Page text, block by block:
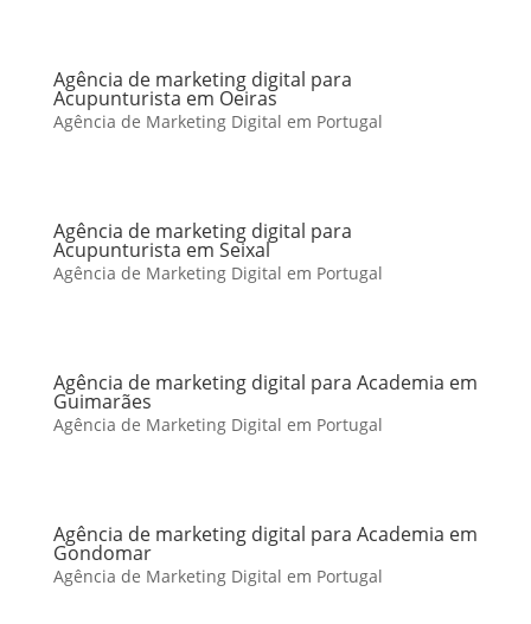
Agência de marketing digital para
Acupunturista em Oeiras
Agência de Marketing Digital em Portugal
Agência de marketing digital para
Acupunturista em Seixal
Agência de Marketing Digital em Portugal
Agência de marketing digital para Academia em
Guimarães
Agência de Marketing Digital em Portugal
Agência de marketing digital para Academia em
Gondomar
Agência de Marketing Digital em Portugal